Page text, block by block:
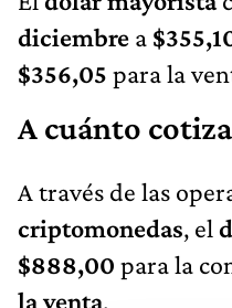
diciembre a
$356,05 para la
A cuánto
A través de las
criptomonedas, el
$888,00 para la
la venta.